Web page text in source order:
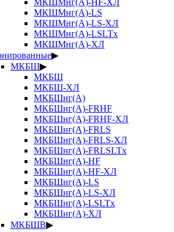
МКШМнг(А)-HF-ХЛ
МКШМнг(А)-LS
МКШМнг(А)-LS-ХЛ
МКШМнг(А)-LSLTx
МКШМнг(А)-ХЛ
▶
МКБШ▶
МКБШ
МКБШ-ХЛ
МКБШнг(А)
МКБШнг(А)-FRHF
МКБШнг(А)-FRHF-ХЛ
МКБШнг(А)-FRLS
МКБШнг(А)-FRLS-ХЛ
МКБШнг(А)-FRLSLTx
МКБШнг(А)-HF
МКБШнг(А)-HF-ХЛ
МКБШнг(А)-LS
МКБШнг(А)-LS-ХЛ
МКБШнг(А)-LSLTx
МКБШнг(А)-ХЛ
МКБШВ▶